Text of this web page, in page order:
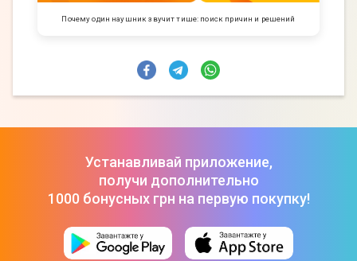
Почему один наушник звучит тише: поиск причин и решений
Устанавливай приложение,
получи дополнительно
1000 бонусных грн на первую покупку!